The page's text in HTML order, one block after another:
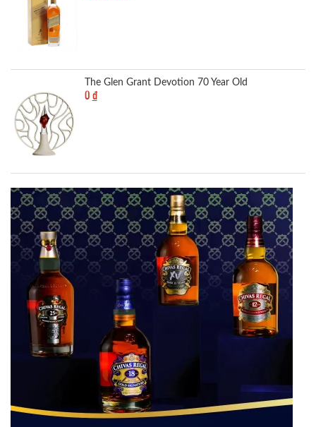
The Glen Grant Devotion 70 Year Old
0 đ